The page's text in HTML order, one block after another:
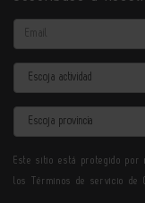
Email
Actividad
Provincia
Este sitio está protegido por
los Términos de servicio de